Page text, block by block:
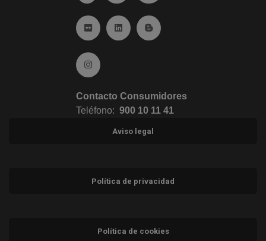
Ir a Flickr (abre en ventana nueva)
Ir a Linkedin (abre en ventana nueva)
Ir al Blog (abre en ventana
Ir a Instagram (abre en ventana nueva)
Contacto Consumidores
Teléfono: 900 10 11 41
Aviso legal
Política de privacidad
Política de cookies